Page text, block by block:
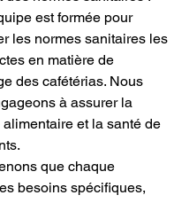
est formée pour
les normes sanitaires les
en matière de
des cafétérias. Nous
à assurer la
et la santé de
que chaque
besoins spécifiques,